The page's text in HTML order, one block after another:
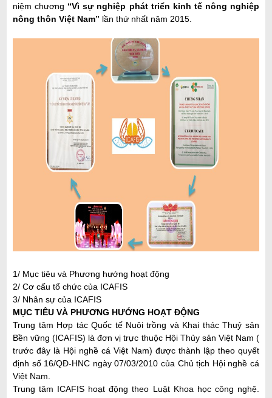
niệm chương “Vì sự nghiệp phát triển kinh tế nông nghiệp
nông thôn Việt Nam” lần thứ nhất năm 2015.
1/ Mục tiêu và Phương hướng hoạt động
2/ Cơ cấu tổ chức của ICAFIS
3/ Nhân sự của ICAFIS
MỤC TIÊU VÀ PHƯƠNG HƯỚNG HOẠT ĐỘNG
Trung tâm Hợp tác Quốc tế Nuôi trồng và Khai thác Thuỷ sản
Bền vững (ICAFIS) là đơn vị trực thuộc Hội Thủy sản Việt Nam (
trước đây là Hội nghề cá Việt Nam) được thành lập theo quyết
định số 16/QĐ-HNC ngày 07/03/2010 của Chủ tịch Hội nghề cá
Việt Nam.
Trung tâm ICAFIS hoạt động theo Luật Khoa học công nghệ.